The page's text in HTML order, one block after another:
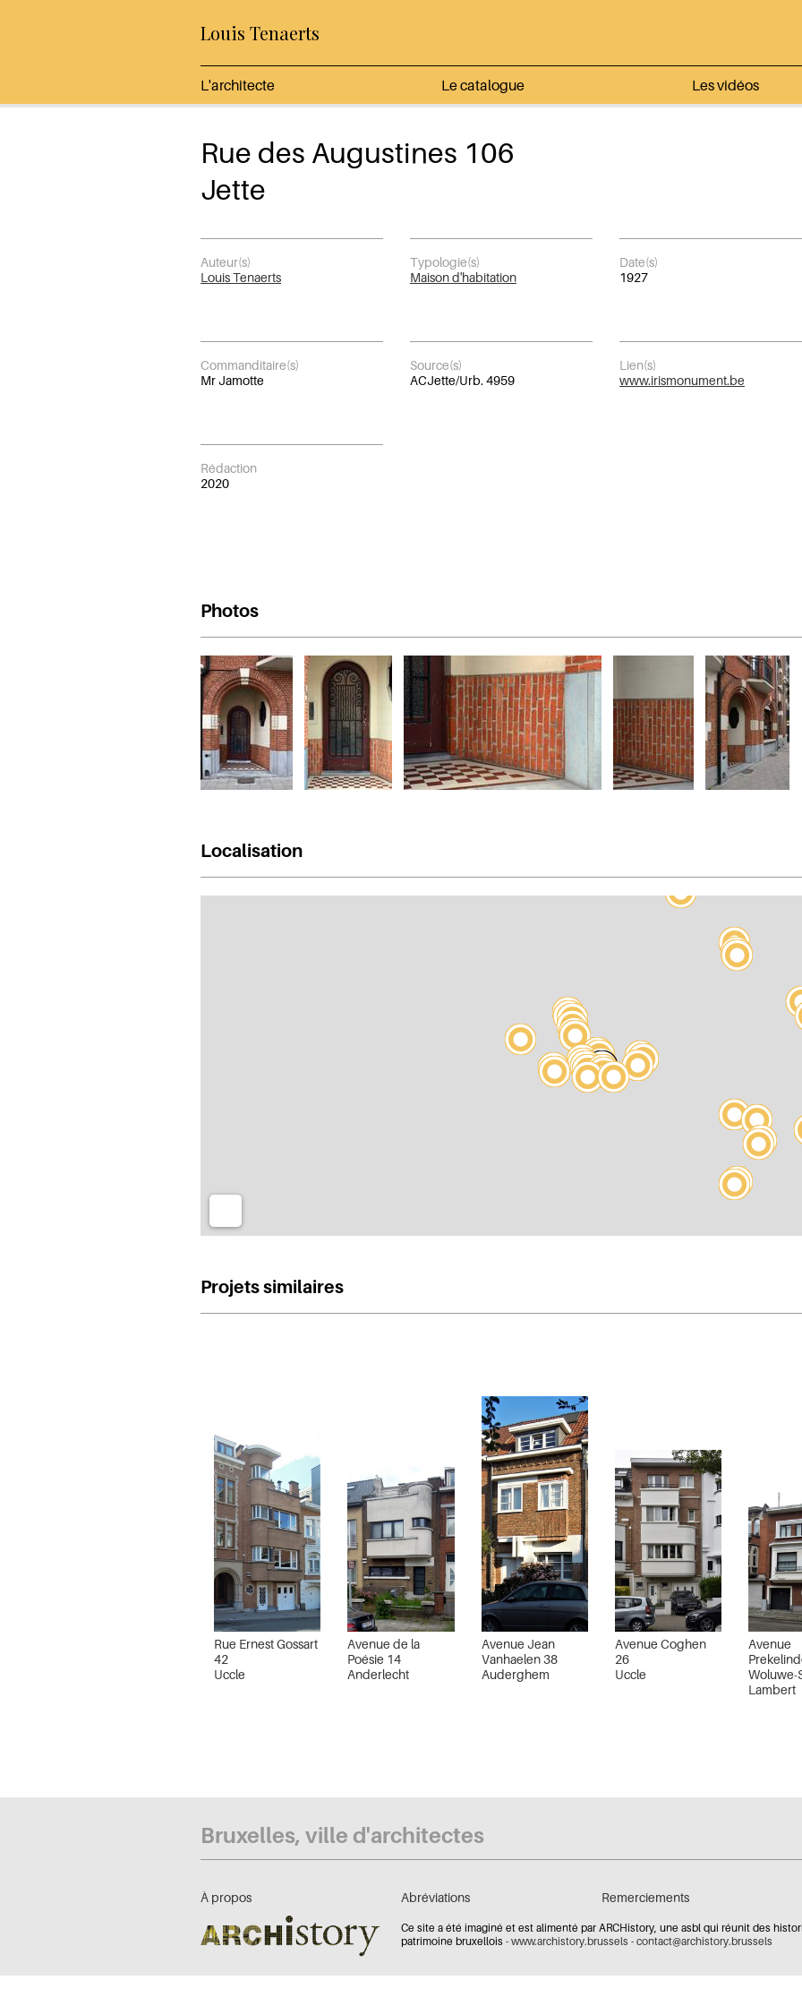
Louis Tenaerts
L'architecte Le catalogue Les vidéos
Rue des Augustines 106
Jette
Auteur(s)
Louis Tenaerts
Typologie(s)
Maison d'habitation
Date(s)
1927
Commanditaire(s)
Mr Jamotte
Source(s)
ACJette/Urb. 4959
Lien(s)
www.irismonument.be
Rédaction
2020
Photos
Localisation
Projets similaires
Rue Ernest Gossart
42
Uccle
Avenue de la
Poésie 14
Anderlecht
Avenue Jean
Vanhaelen 38
Auderghem
Avenue Coghen
26
Uccle
Avenue
Woluwe-
Lambert
Bruxelles, ville d'architectes
À propos Abréviations Remerciements
Ce site a été imaginé et est alimenté par ARCHistory, une asbl qui réunit des
patrimoine bruxellois - www.archistory.brussels - contact@archistory.brussels